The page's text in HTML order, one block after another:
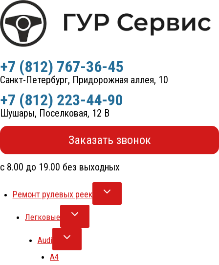
Перейти
к
содержимому
+7 (812) 767-36-45
Санкт-Петербург, Придорожная аллея, 10
+7 (812) 223-44-90
Шушары, Поселковая, 12 В
Заказать звонок
с 8.00 до 19.00 без выходных
Ремонт рулевых реек
Легковые
Audi
A4